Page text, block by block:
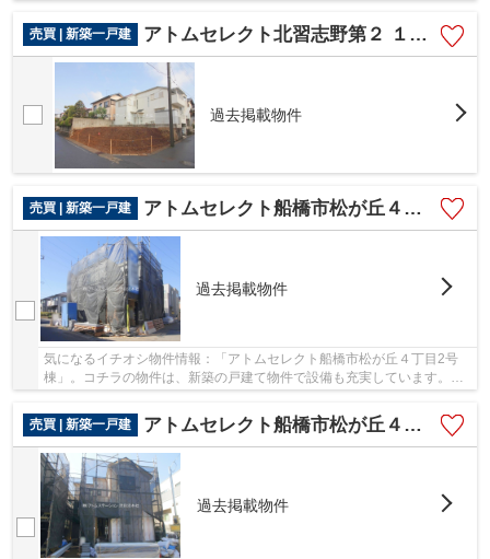
売買 | 新築一戸建 アトムセレクト北習志野第２ １号棟
過去掲載物件
売買 | 新築一戸建 アトムセレクト船橋市松が丘４丁目2号棟
過去掲載物件
気になるイチオシ物件情報：「アトムセレクト船橋市松が丘４丁目2号
棟」。コチラの物件は、新築の戸建て物件で設備も充実しています。船
売買 | 新築一戸建
アトムセレクト船橋市松が丘４丁目１号棟
過去掲載物件